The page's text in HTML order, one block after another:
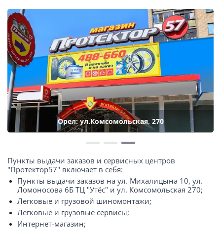
Орел: ул.Комсомольская, 270
Пункты выдачи заказов и сервисных центров
"Протектор57" включает в себя:
Пункты выдачи заказов на ул. Михалицына 10, ул.
Ломоносова 6Б ТЦ "Утёс" и ул. Комсомольская 270;
Легковые и грузовой шиномонтажи;
Легковые и грузовые сервисы;
Интернет-магазин;